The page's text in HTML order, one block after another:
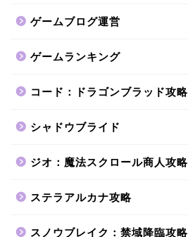
ゲームブログ運営
ゲームランキング
コード：ドラゴンブラッド攻略
シャドウブライド
ジオ：魔法スクロール商人攻略
ステラアルカナ攻略
スノウブレイク：禁域降臨攻略